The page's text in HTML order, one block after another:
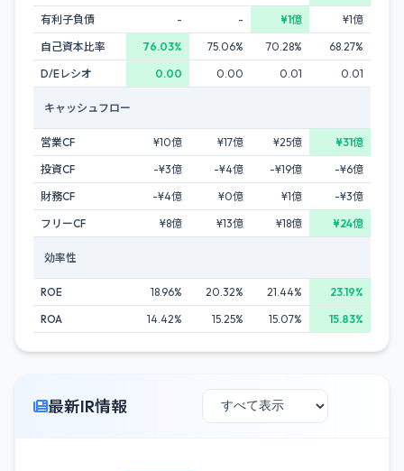
有利子負債
- - ¥1億
¥1億
自己資本比率
76.03% 75.06% 70.28%
68.27%
D/Eレシオ
0.00 0.00 0.01 0.01
キャッシュフロー
営業CF ¥10億 ¥17億 ¥25億
¥31億
投資CF
-¥3億 -¥4億 -¥19億
-¥6億
財務CF
-¥4億 ¥0億 ¥1億
-¥3億
フリーCF
¥8億 ¥13億 ¥18億 ¥24億
効率性
ROE 18.96% 20.32% 21.44%
23.19%
ROA
14.42% 15.25% 15.07% 15.83%
最新IR情報